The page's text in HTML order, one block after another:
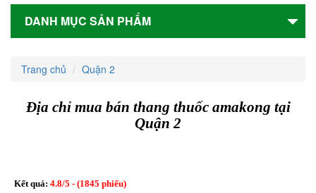
DANH MỤC SẢN PHẨM
Trang chủ Quận 2
Địa chỉ mua bán thang thuốc amakong tại
Quận 2
Kết quả: 4.8/5 - (1845 phiếu)